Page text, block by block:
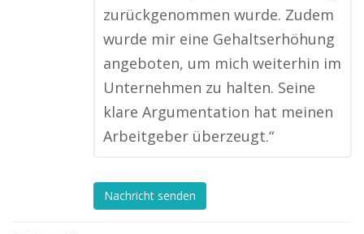
zurückgenommen wurde. Zudem
wurde mir eine Gehaltserhöhung
angeboten, um mich weiterhin im
Unternehmen zu halten. Seine
klare Argumentation hat meinen
Arbeitgeber überzeugt.“
Nachricht senden